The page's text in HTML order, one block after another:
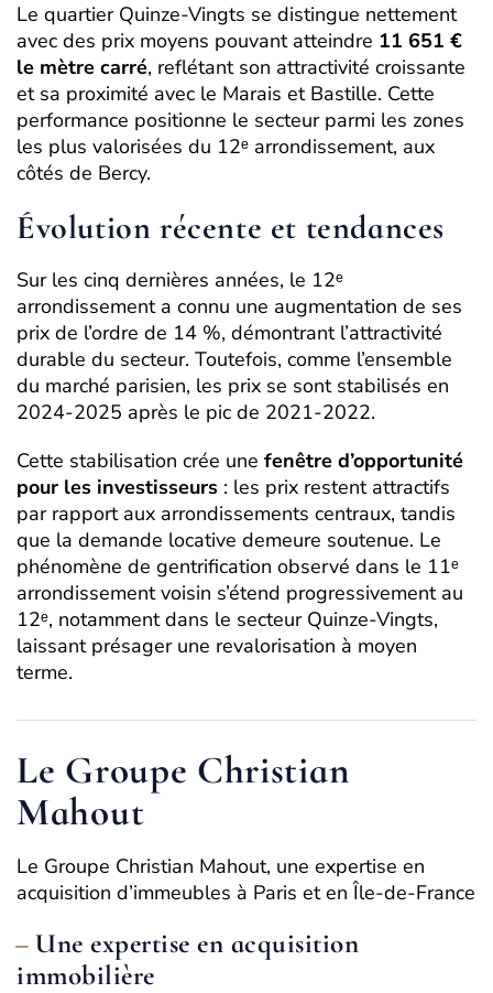
Le quartier Quinze-Vingts se distingue nettement
avec des prix moyens pouvant atteindre 11 651 €
le mètre carré, reflétant son attractivité croissante
et sa proximité avec le Marais et Bastille. Cette
performance positionne le secteur parmi les zones
les plus valorisées du 12ᵉ arrondissement, aux
côtés de Bercy.
Évolution récente et tendances
Sur les cinq dernières années, le 12ᵉ
arrondissement a connu une augmentation de ses
prix de l’ordre de 14 %, démontrant l’attractivité
durable du secteur. Toutefois, comme l’ensemble
du marché parisien, les prix se sont stabilisés en
2024-2025 après le pic de 2021-2022.
Cette stabilisation crée une fenêtre d’opportunité
pour les investisseurs : les prix restent attractifs
par rapport aux arrondissements centraux, tandis
que la demande locative demeure soutenue. Le
phénomène de gentrification observé dans le 11ᵉ
arrondissement voisin s’étend progressivement au
12ᵉ, notamment dans le secteur Quinze-Vingts,
laissant présager une revalorisation à moyen
terme.
Le Groupe Christian
Mahout
Le Groupe Christian Mahout, une expertise en
acquisition d’immeubles à Paris et en Île-de-France
Une expertise en acquisition
immobilière